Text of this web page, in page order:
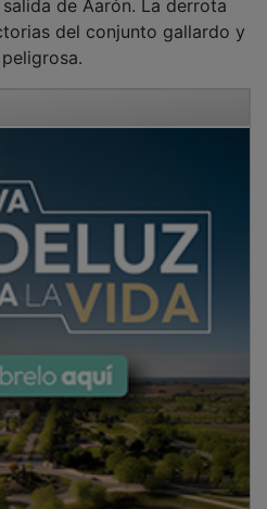
del conjunto gallardo y
peligrosa.